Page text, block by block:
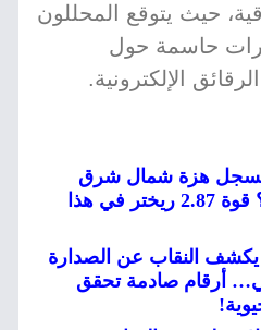
حيث يتوقع المحللون
حاسمة حول
الإلكترونية.
يسجل هزة شمال شرق
جازان... هل شعرتم بها؟ قوة 2.87 ريختر في هذا
النقاب عن الصدارة
أرقام صادمة تحقق